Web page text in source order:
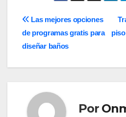
Navegación
de
entradas
Las mejores opciones
de programas gratis para
diseñar baños
Por